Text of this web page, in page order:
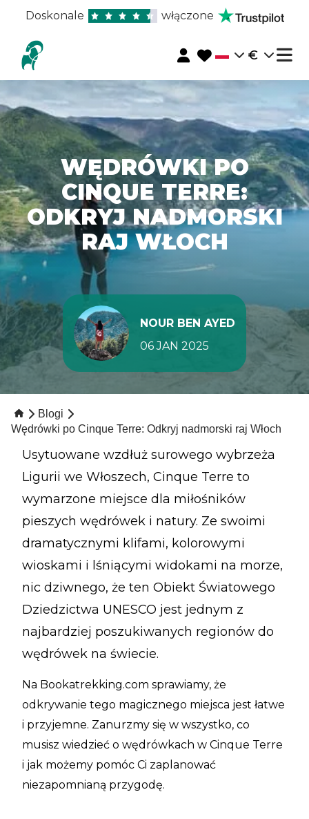
Doskonale włączone
€
WĘDRÓWKI PO
CINQUE TERRE:
ODKRYJ NADMORSKI
RAJ WŁOCH
NOUR BEN AYED
06 JAN 2025
Blogi
Wędrówki po Cinque Terre: Odkryj nadmorski raj Włoch
Usytuowane wzdłuż surowego wybrzeża
Ligurii we Włoszech, Cinque Terre to
wymarzone miejsce dla miłośników
pieszych wędrówek i natury. Ze swoimi
dramatycznymi klifami, kolorowymi
wioskami i lśniącymi widokami na morze,
nic dziwnego, że ten Obiekt Światowego
Dziedzictwa UNESCO jest jednym z
najbardziej poszukiwanych regionów do
wędrówek na świecie.
Na Bookatrekking.com sprawiamy, że
odkrywanie tego magicznego miejsca jest łatwe
i przyjemne. Zanurzmy się w wszystko, co
musisz wiedzieć o wędrówkach w Cinque Terre
i jak możemy pomóc Ci zaplanować
niezapomnianą przygodę.